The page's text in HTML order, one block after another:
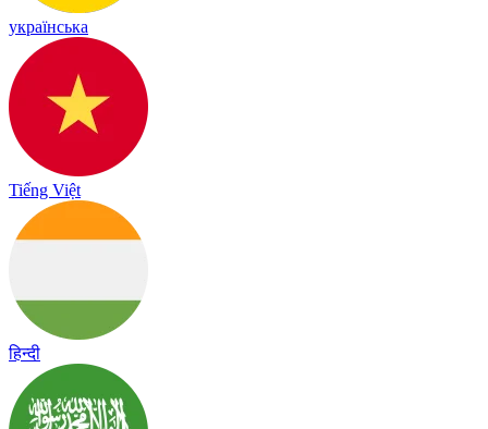
українська
Tiếng Việt
हिन्दी